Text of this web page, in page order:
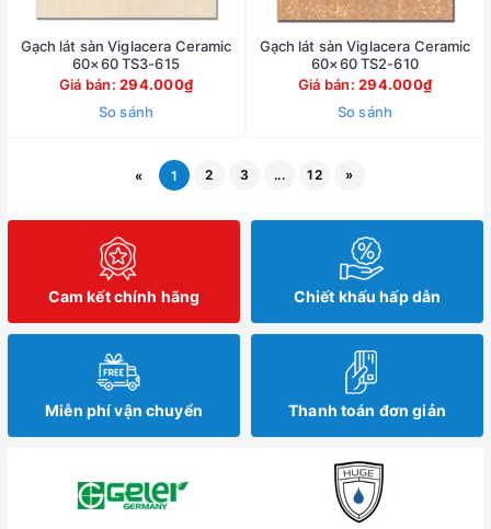
Gạch lát sàn Viglacera Ceramic
60×60 TS3-615
Giá bán:294.000₫
So sánh
Gạch lát sàn Viglacera Ceramic
60×60 TS2-610
Giá bán:294.000₫
So sánh
« 1 2 3 ... 12 »
Cam kết chính hãng Chiết khấu hấp dẫn
Miễn phí vận chuyển Thanh toán đơn giản